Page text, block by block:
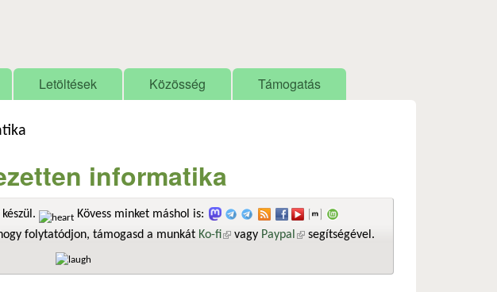
Letöltések Közösség Támogatás
informatika
Kövess minket máshol is:
folytatódjon, támogasd a munkát Ko-fi(külső hivatkozás)
vagy Paypal (külső hivatkozás)
segítségével.